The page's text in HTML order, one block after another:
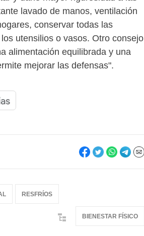
lavado de manos, ventilación
conservar todas las
utensilios o vasos. Otro consejo
alimentación equilibrada y una
mejorar las defensas".
RESFRÍOS
BIENESTAR FÍSICO